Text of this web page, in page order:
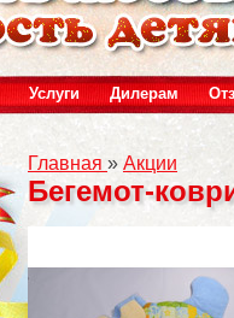
Услуги Дилерам
Главная » Акции
Бегемот-